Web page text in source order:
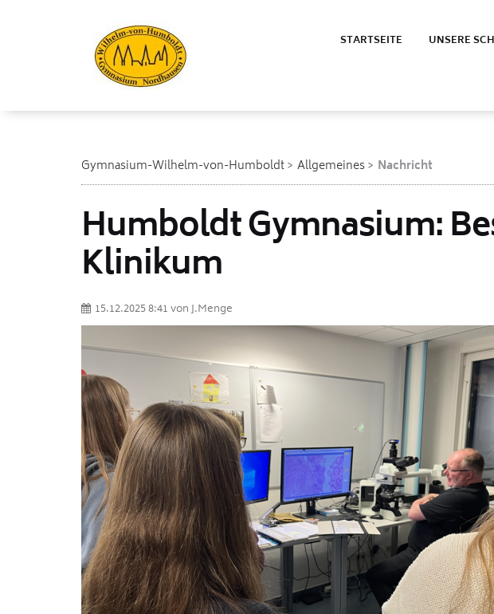
STARTSEITE UNSERE
Gymnasium-Wilhelm-von-Humboldt Allgemeines Nachricht
Humboldt Gymnasium:
Klinikum
15.12.2025 8:41vonJ.Menge